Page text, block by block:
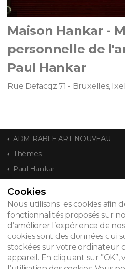
Maison Hankar -
personnelle de
Paul Hankar
Rue Defacqz 71 - Bruxelles,
ADMIRABLE ART NOUVEAU
Thèmes
Paul Hankar
CONTACT
© 2026
Mentions légales
Cookies
Nous utilisons les cookies afin
fonctionnalités proposés sur
d’améliorer l’expérience de
cookies sont des données qui
stockées sur votre ordinateur
appareil. En cliquant sur ”OK”,